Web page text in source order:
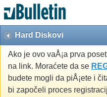
Hard Diskovi
Ako je ovo vaÅ¡a prva
na link. Moraćete da se
budete mogli da piÅ¡ete i
bi započeli proces